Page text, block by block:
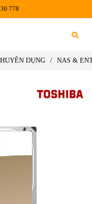
778
DỤNG / NAS &